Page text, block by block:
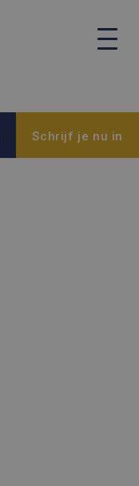
Schrijf je nu in